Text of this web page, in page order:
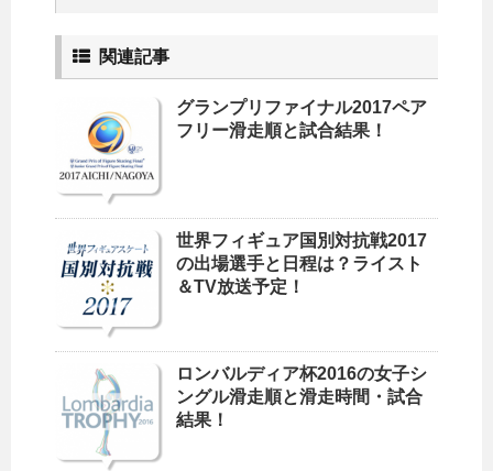
関連記事
グランプリファイナル2017ペア
フリー滑走順と試合結果！
世界フィギュア国別対抗戦2017
の出場選手と日程は？ライスト
＆TV放送予定！
ロンバルディア杯2016の女子シ
ングル滑走順と滑走時間・試合
結果！